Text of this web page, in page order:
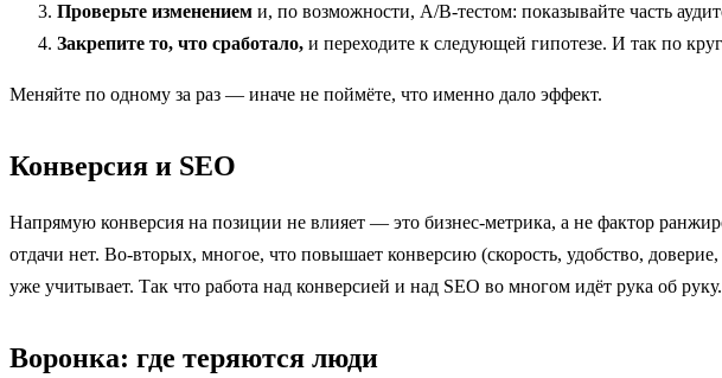
Проверьте изменением и, по возможности, A/B-тестом: показывайте часть
Закрепите то, что сработало, и переходите к следующей гипотезе. И так по
Меняйте по одному за раз — иначе не поймёте, что именно дало эффект.
Конверсия и SEO
Напрямую конверсия на позиции не влияет — это бизнес-метрика, а не фактор
отдачи нет. Во-вторых, многое, что повышает конверсию (скорость, удобство, доверие,
уже учитывает. Так что работа над конверсией и над SEO во многом идёт рука об
Воронка: где теряются люди